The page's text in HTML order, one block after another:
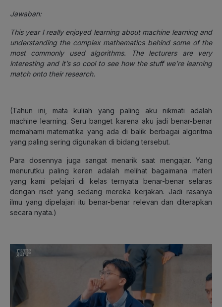
Jawaban:
This year I really enjoyed learning about machine learning and
understanding the complex mathematics behind some of the
most commonly used algorithms. The lecturers are very
interesting and it’s so cool to see how the stuff we’re learning
match onto their research.
(Tahun ini, mata kuliah yang paling aku nikmati adalah
machine learning. Seru banget karena aku jadi benar-benar
memahami matematika yang ada di balik berbagai algoritma
yang paling sering digunakan di bidang tersebut.
Para dosennya juga sangat menarik saat mengajar. Yang
menurutku paling keren adalah melihat bagaimana materi
yang kami pelajari di kelas ternyata benar-benar selaras
dengan riset yang sedang mereka kerjakan. Jadi rasanya
ilmu yang dipelajari itu benar-benar relevan dan diterapkan
secara nyata.)